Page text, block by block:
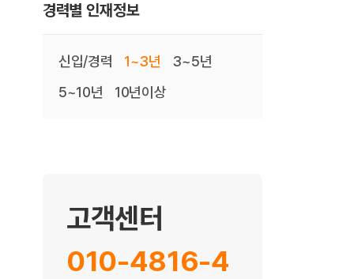
경력별 인재정보
신입/경력 1~3년
3~5년
5~10년
10년이상
고객센터
010-4816-4